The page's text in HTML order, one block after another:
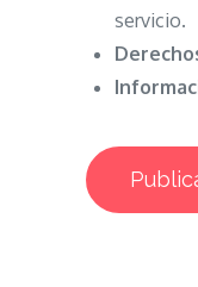
servicio.